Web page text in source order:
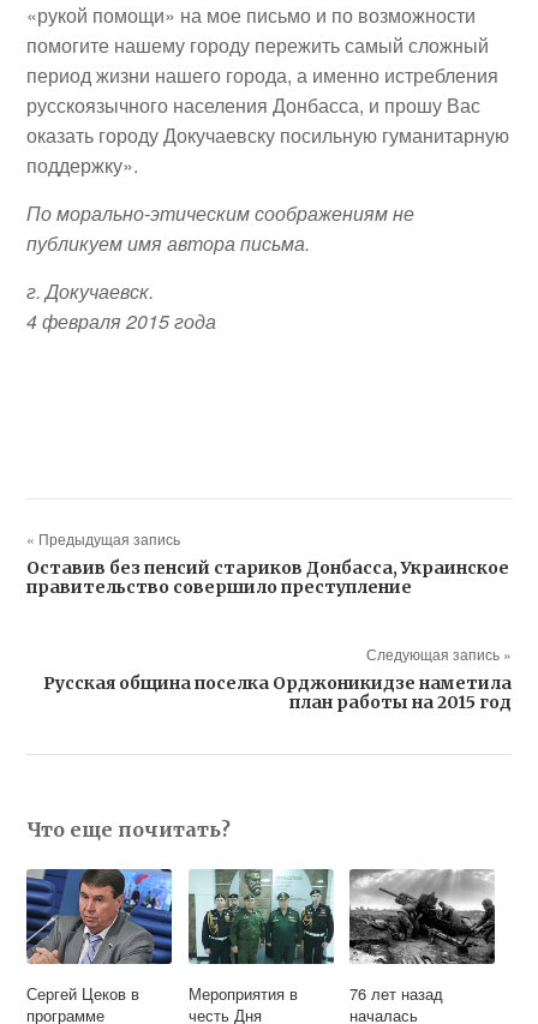
«рукой помощи» на мое письмо и по возможности
помогите нашему городу пережить самый сложный
период жизни нашего города, а именно истребления
русскоязычного населения Донбасса, и прошу Вас
оказать городу Докучаевску посильную гуманитарную
поддержку».
По морально-этическим соображениям не
публикуем имя автора письма.
г. Докучаевск.
4 февраля 2015 года
« Предыдущая запись
Оставив без пенсий стариков Донбасса, Украинское
правительство совершило преступление
Следующая запись »
Русская община поселка Орджоникидзе наметила
план работы на 2015 год
Что еще почитать?
Сергей Цеков в
программе
Мероприятия в
честь Дня
76 лет назад
началась